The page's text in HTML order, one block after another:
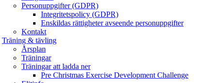
Personuppgifter (GDPR)
Integritetspolicy (GDPR)
Enskildas rättigheter avseende personuppgifter
Kontakt
Träning & tävling
Årsplan
Träningar
Träningar att ladda ner
Pre Christmas Exercise Development Challenge